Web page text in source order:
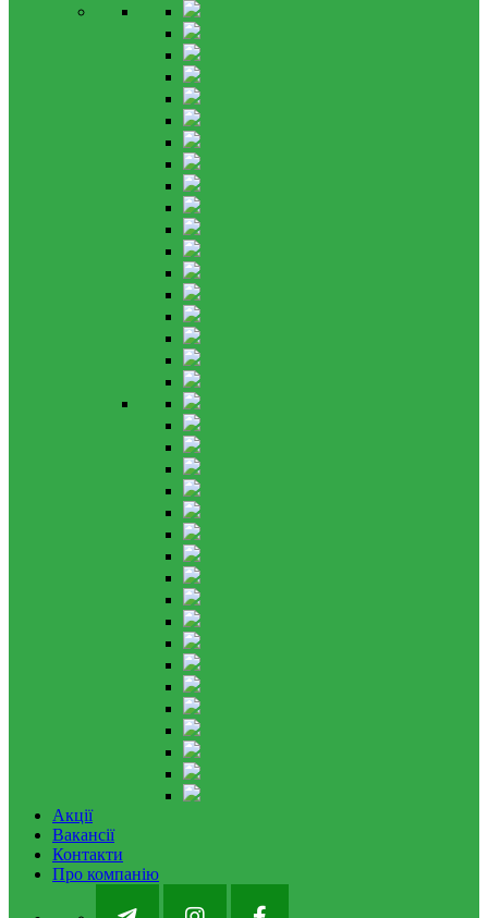
Акції
Вакансії
Контакти
Про компанію